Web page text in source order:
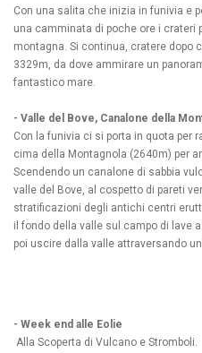
Con una salita che inizia in funivia e
una camminata di poche ore i crateri
montagna. Si continua, cratere dopo
3329m, da dove ammirare un
fantastico mare.
- Valle del Bove, Canalone della
Con la funivia ci si porta in quota per
cima della Montagnola (2640m) per
Scendendo un canalone di sabbia
valle del Bove, al cospetto di pareti
stratificazioni degli antichi centri
il fondo della valle sul campo di lave
poi uscire dalla valle attraversando
- Week end alle Eolie
Alla Scoperta di Vulcano e Stromboli.